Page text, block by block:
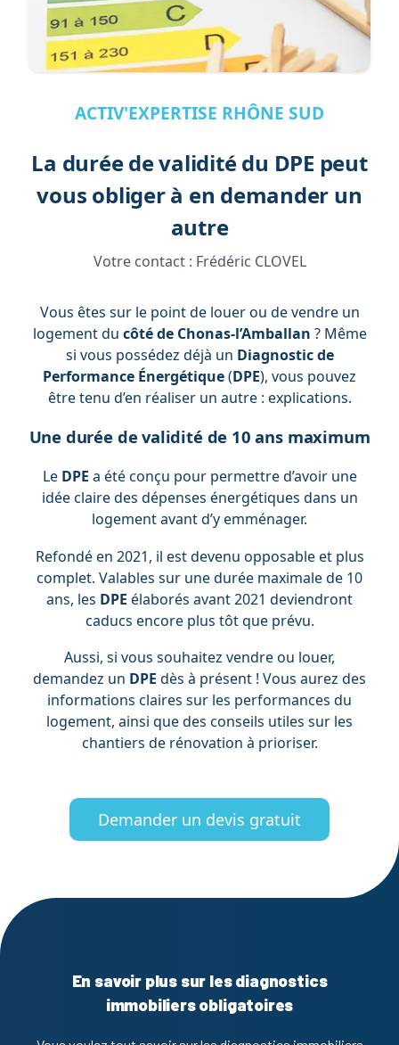
ACTIV'EXPERTISE RHÔNE SUD
La durée de validité du DPE peut
vous obliger à en demander un
autre
Votre contact : Frédéric CLOVEL
Vous êtes sur le point de louer ou de vendre un
logement du côté de Chonas-l’Amballan ? Même
si vous possédez déjà un Diagnostic de
Performance Énergétique(DPE), vous pouvez
être tenu d’en réaliser un autre : explications.
Une durée de validité de 10 ans maximum
Le DPE a été conçu pour permettre d’avoir une
idée claire des dépenses énergétiques dans un
logement avant d’y emménager.
Refondé en 2021, il est devenu opposable et plus
complet. Valables sur une durée maximale de 10
ans, les DPE élaborés avant 2021 deviendront
caducs encore plus tôt que prévu.
Aussi, si vous souhaitez vendre ou louer,
demandez un DPE dès à présent ! Vous aurez des
informations claires sur les performances du
logement, ainsi que des conseils utiles sur les
chantiers de rénovation à prioriser.
Demander un devis gratuit
En savoir plus sur les diagnostics
immobiliers obligatoires